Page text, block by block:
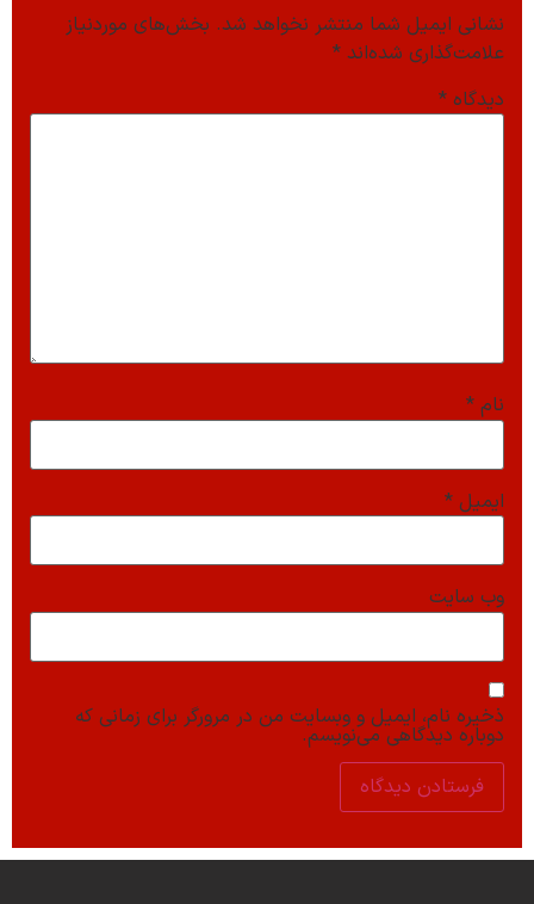
نشانی ایمیل شما منتشر نخواهد شد. بخش‌های موردنیاز
علامت‌گذاری شده‌اند *
دیدگاه *
نام *
ایمیل *
وب‌ سایت
ذخیره نام، ایمیل و وبسایت من در مرورگر برای زمانی که
دوباره دیدگاهی می‌نویسم.